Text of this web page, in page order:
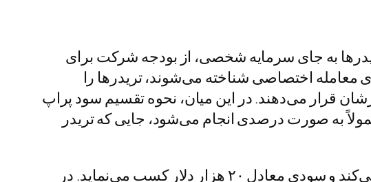
به جای سرمایه شخصی، از بودجه شرکت برای
اختصاصی شناخته می‌شوند، تریدرها را
قرار می‌دهند. در این میان، نحوه تقسیم سود پراپ
به صورت درصدی انجام می‌شود، جایی که تریدر
برای درک بهتر، تصور کنید یک تریدر حرفه‌ای با سرمایه ۱۰۰ هزار دلاری شرکت معامله می‌کند و سودی معادل ۲۰ هزار دلار کسب می‌نماید. در